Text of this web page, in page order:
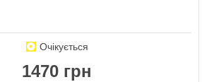
Очікується
1470 грн